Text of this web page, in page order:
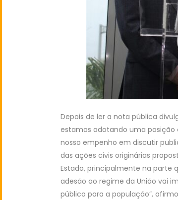
Depois de ler a nota pública
estamos adotando uma posição
nosso empenho em discutir
das ações civis originárias
Estado, principalmente na parte
adesão ao regime da União vai
público para a população”,